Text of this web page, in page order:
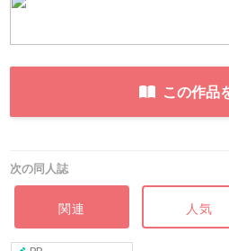
この作品
次の同人誌
関連 人気